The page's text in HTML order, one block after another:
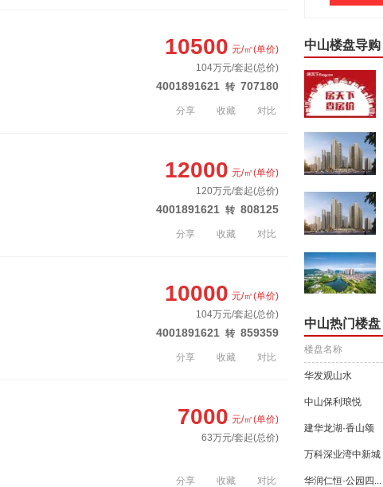
4001891621 转 707180
10500 元/㎡(单价)
104万元/套起(总价)
分享 收藏 对比
4001891621 转 808125
12000 元/㎡(单价)
120万元/套起(总价)
分享 收藏 对比
4001891621 转 859359
10000 元/㎡(单价)
104万元/套起(总价)
分享 收藏 对比
7000 元/㎡(单价)
63万元/套起(总价)
分享 收藏 对比
中山楼盘导购
中山热门楼盘
楼盘名称
华发观山水
中山保利琅悦
建华龙湖·香山颂
万科深业湾中新城
华润仁恒·公园四...